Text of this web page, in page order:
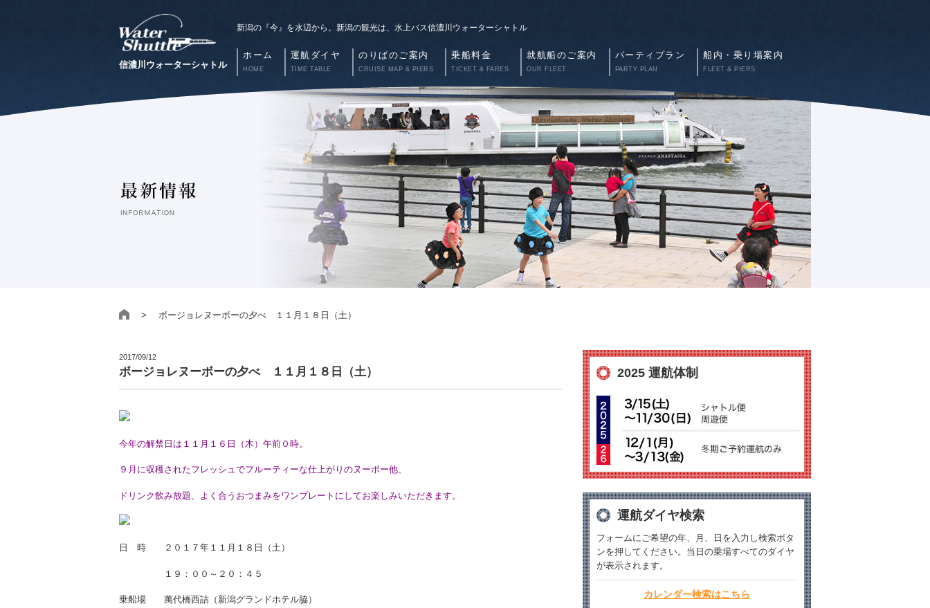
信濃川ウォーターシャトル
新潟の『今』を水辺から。新潟の観光は、水上バス信濃川ウォーターシャトル
ホーム
HOME
運航ダイヤ
TIME TABLE
のりばのご案内
CRUISE MAP & PIERS
乗船料金
TICKET & FARES
就航船のご案内
OUR FLEET
パーティプラン
PARTY PLAN
船内・乗り場案内
FLEET & PIERS
> ボージョレヌーボーの夕べ １１月１８日（土）
2017/09/12
ボージョレヌーボーの夕べ １１月１８日（土）
今年の解禁日は１１月１６日（木）午前０時。
９月に収穫されたフレッシュでフルーティーな仕上がりのヌーボー他、
ドリンク飲み放題、よく合うおつまみをワンプレートにしてお楽しみいただきます。
日 時 ２０１７年１１月１８日（土）
１９：００～２０：４５
乗船場 萬代橋西詰（新潟グランドホテル脇）
2025 運航体制
運航ダイヤ検索
フォームにご希望の年、月、日を入力し検索ボタ
ンを押してください。当日の乗場すべてのダイヤ
が表示されます。
カレンダー検索はこちら